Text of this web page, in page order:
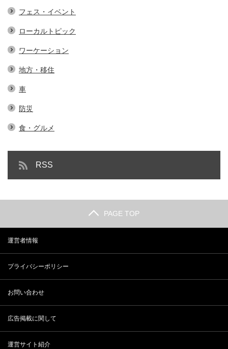
フェス・イベント
ローカルトピック
ワーケーション
地方・移住
車
防災
食・グルメ
RSS
PAGE TOP
運営者情報
プライバシーポリシー
お問い合わせ
広告掲載に関して
運営サイト紹介